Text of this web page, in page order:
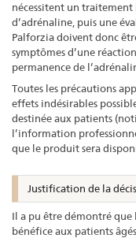
nécessitent un
d’adrénaline, puis une
Palforzia doivent donc
symptômes d’une
permanence de
Toutes les précautions
effets indésirables
destinée aux patients
l’information
que le produit sera
Justification de la
Il a pu être démontré
bénéfice aux patients